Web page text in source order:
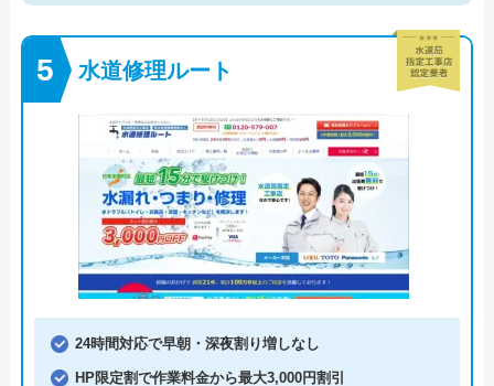
水道修理ルート
24時間対応で早朝・深夜割り増しなし
HP限定割で作業料金から最大3,000円割引